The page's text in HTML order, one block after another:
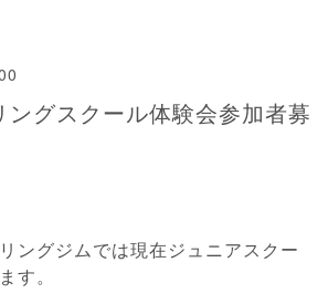
ングスクール体験会参加者募
ングジムでは現在ジュニアスクー
す。